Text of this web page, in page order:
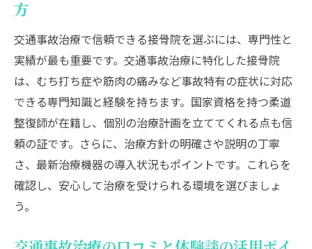
方
交通事故治療で信頼できる接骨院を選ぶには、専門性と
実績が最も重要です。交通事故治療に特化した接骨院
は、むち打ち症や筋肉の痛みなど事故特有の症状に対応
できる専門知識と経験を持ちます。国家資格を持つ柔道
整復師が在籍し、個別の治療計画を立ててくれる点も信
頼の証です。さらに、治療方針の明確さや説明の丁寧
さ、最新治療機器の導入状況もポイントです。これらを
確認し、安心して治療を受けられる環境を選びましょ
う。